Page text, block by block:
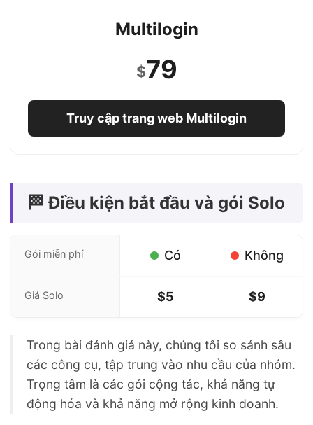
Multilogin
$79
Truy cập trang web Multilogin
🏁 Điều kiện bắt đầu và gói Solo
Gói miễn phí Có Không
Giá Solo $5 $9
Trong bài đánh giá này, chúng tôi so sánh sâu
các công cụ, tập trung vào nhu cầu của nhóm.
Trọng tâm là các gói cộng tác, khả năng tự
động hóa và khả năng mở rộng kinh doanh.